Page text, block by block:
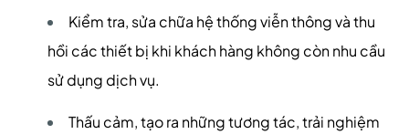
Kiểm tra, sửa chữa hệ thống viễn thông và thu
hồi các thiết bị khi khách hàng không còn nhu cầu
sử dụng dịch vụ.
Thấu cảm, tạo ra những tương tác, trải nghiệm